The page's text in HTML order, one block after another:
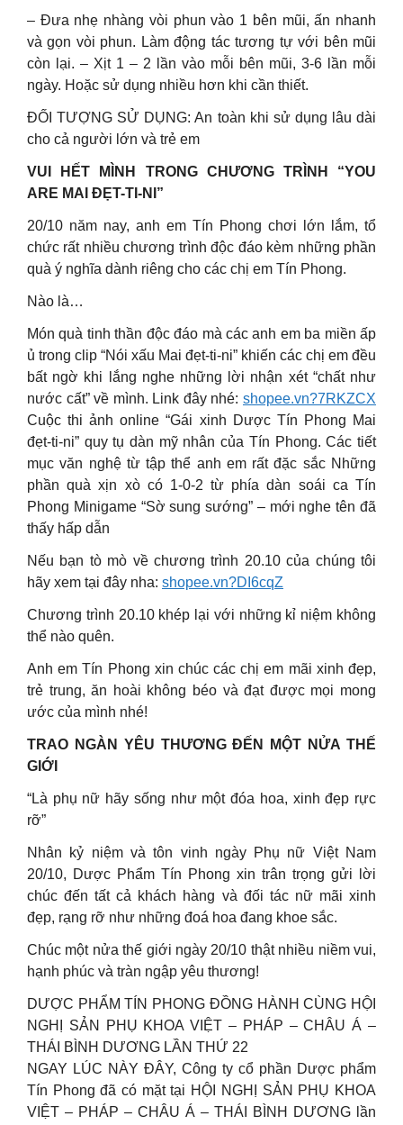
– Đưa nhẹ nhàng vòi phun vào 1 bên mũi, ấn nhanh
và gọn vòi phun. Làm động tác tương tự với bên mũi
còn lại. – Xịt 1 – 2 lần vào mỗi bên mũi, 3-6 lần mỗi
ngày. Hoặc sử dụng nhiều hơn khi cần thiết.
ĐỐI TƯỢNG SỬ DỤNG: An toàn khi sử dụng lâu dài
cho cả người lớn và trẻ em
VUI HẾT MÌNH TRONG CHƯƠNG TRÌNH “YOU
ARE MAI ĐẸT-TI-NI”
20/10 năm nay, anh em Tín Phong chơi lớn lắm, tổ
chức rất nhiều chương trình độc đáo kèm những phần
quà ý nghĩa dành riêng cho các chị em Tín Phong.
Nào là…
Món quà tinh thần độc đáo mà các anh em ba miền ấp
ủ trong clip “Nói xấu Mai đẹt-ti-ni” khiến các chị em đều
bất ngờ khi lắng nghe những lời nhận xét “chất như
nước cất” về mình. Link đây nhé: shopee.vn?7RKZCX
Cuộc thi ảnh online “Gái xinh Dược Tín Phong Mai
đẹt-ti-ni” quy tụ dàn mỹ nhân của Tín Phong. Các tiết
mục văn nghệ từ tập thể anh em rất đặc sắc Những
phần quà xịn xò có 1-0-2 từ phía dàn soái ca Tín
Phong Minigame “Sờ sung sướng” – mới nghe tên đã
thấy hấp dẫn
Nếu bạn tò mò về chương trình 20.10 của chúng tôi
hãy xem tại đây nha: shopee.vn?DI6cqZ
Chương trình 20.10 khép lại với những kỉ niệm không
thể nào quên.
Anh em Tín Phong xin chúc các chị em mãi xinh đẹp,
trẻ trung, ăn hoài không béo và đạt được mọi mong
ước của mình nhé!
TRAO NGÀN YÊU THƯƠNG ĐẾN MỘT NỬA THẾ
GIỚI
“Là phụ nữ hãy sống như một đóa hoa, xinh đẹp rực
rỡ”
Nhân kỷ niệm và tôn vinh ngày Phụ nữ Việt Nam
20/10, Dược Phẩm Tín Phong xin trân trọng gửi lời
chúc đến tất cả khách hàng và đối tác nữ mãi xinh
đẹp, rạng rỡ như những đoá hoa đang khoe sắc.
Chúc một nửa thế giới ngày 20/10 thật nhiều niềm vui,
hạnh phúc và tràn ngập yêu thương!
DƯỢC PHẨM TÍN PHONG ĐỒNG HÀNH CÙNG HỘI
NGHỊ SẢN PHỤ KHOA VIỆT – PHÁP – CHÂU Á –
THÁI BÌNH DƯƠNG LẦN THỨ 22
NGAY LÚC NÀY ĐÂY, Công ty cổ phần Dược phẩm
Tín Phong đã có mặt tại HỘI NGHỊ SẢN PHỤ KHOA
VIỆT – PHÁP – CHÂU Á – THÁI BÌNH DƯƠNG lần